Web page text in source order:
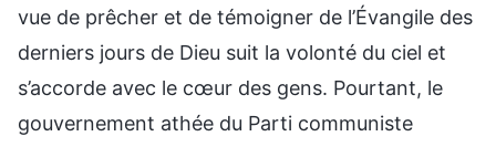
vue de prêcher et de témoigner de l’Évangile des
derniers jours de Dieu suit la volonté du ciel et
s’accorde avec le cœur des gens. Pourtant, le
gouvernement athée du Parti communiste